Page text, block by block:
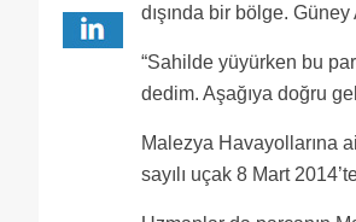
dışında bir bölge.
“Sahilde yüyürken bu
dedim. Aşağıya doğru
Malezya Havayollarına
sayılı uçak 8 Mart